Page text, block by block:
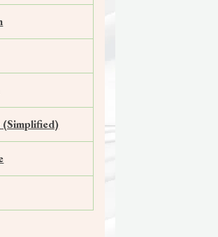
(Simplified)